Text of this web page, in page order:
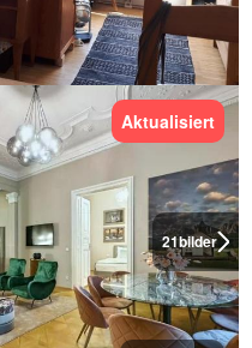
21bilder
Aktualisiert